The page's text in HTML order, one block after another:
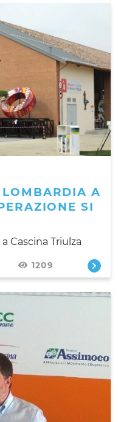
LOMBARDIA A
SI
Cascina Triulza
1209